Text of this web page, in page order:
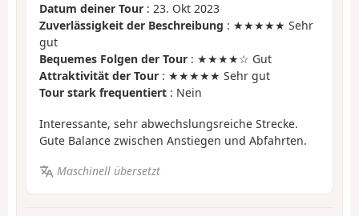
Datum deiner Tour : 23. Okt 2023
Zuverlässigkeit der Beschreibung : ★★★★★ Sehr
gut
Bequemes Folgen der Tour : ★★★★☆ Gut
Attraktivität der Tour : ★★★★★ Sehr gut
Tour stark frequentiert : Nein
Interessante, sehr abwechslungsreiche Strecke.
Gute Balance zwischen Anstiegen und Abfahrten.
Maschinell übersetzt